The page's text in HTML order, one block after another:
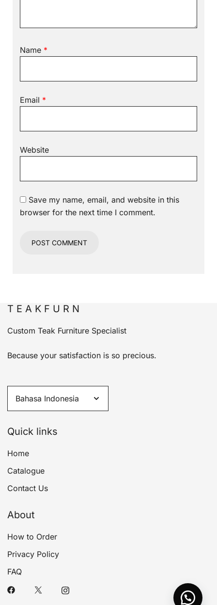
Name *
Email *
Website
Save my name, email, and website in this
browser for the next time I comment.
T E A K F U R N
Custom Teak Furniture Specialist
Because your satisfaction is so precious.
Quick links
Home
Catalogue
Contact Us
About
How to Order
Privacy Policy
FAQ